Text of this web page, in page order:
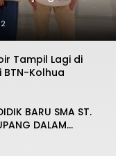
Tampil Lagi di
BTN-Kolhua
BARU SMA ST.
DALAM